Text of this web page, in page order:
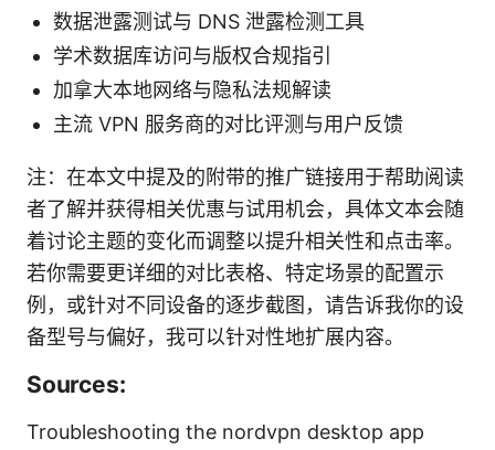
数据泄露测试与 DNS 泄露检测工具
学术数据库访问与版权合规指引
加拿大本地网络与隐私法规解读
主流 VPN 服务商的对比评测与用户反馈
注：在本文中提及的附带的推广链接用于帮助阅读
者了解并获得相关优惠与试用机会，具体文本会随
着讨论主题的变化而调整以提升相关性和点击率。
若你需要更详细的对比表格、特定场景的配置示
例，或针对不同设备的逐步截图，请告诉我你的设
备型号与偏好，我可以针对性地扩展内容。
Sources:
Troubleshooting the nordvpn desktop app